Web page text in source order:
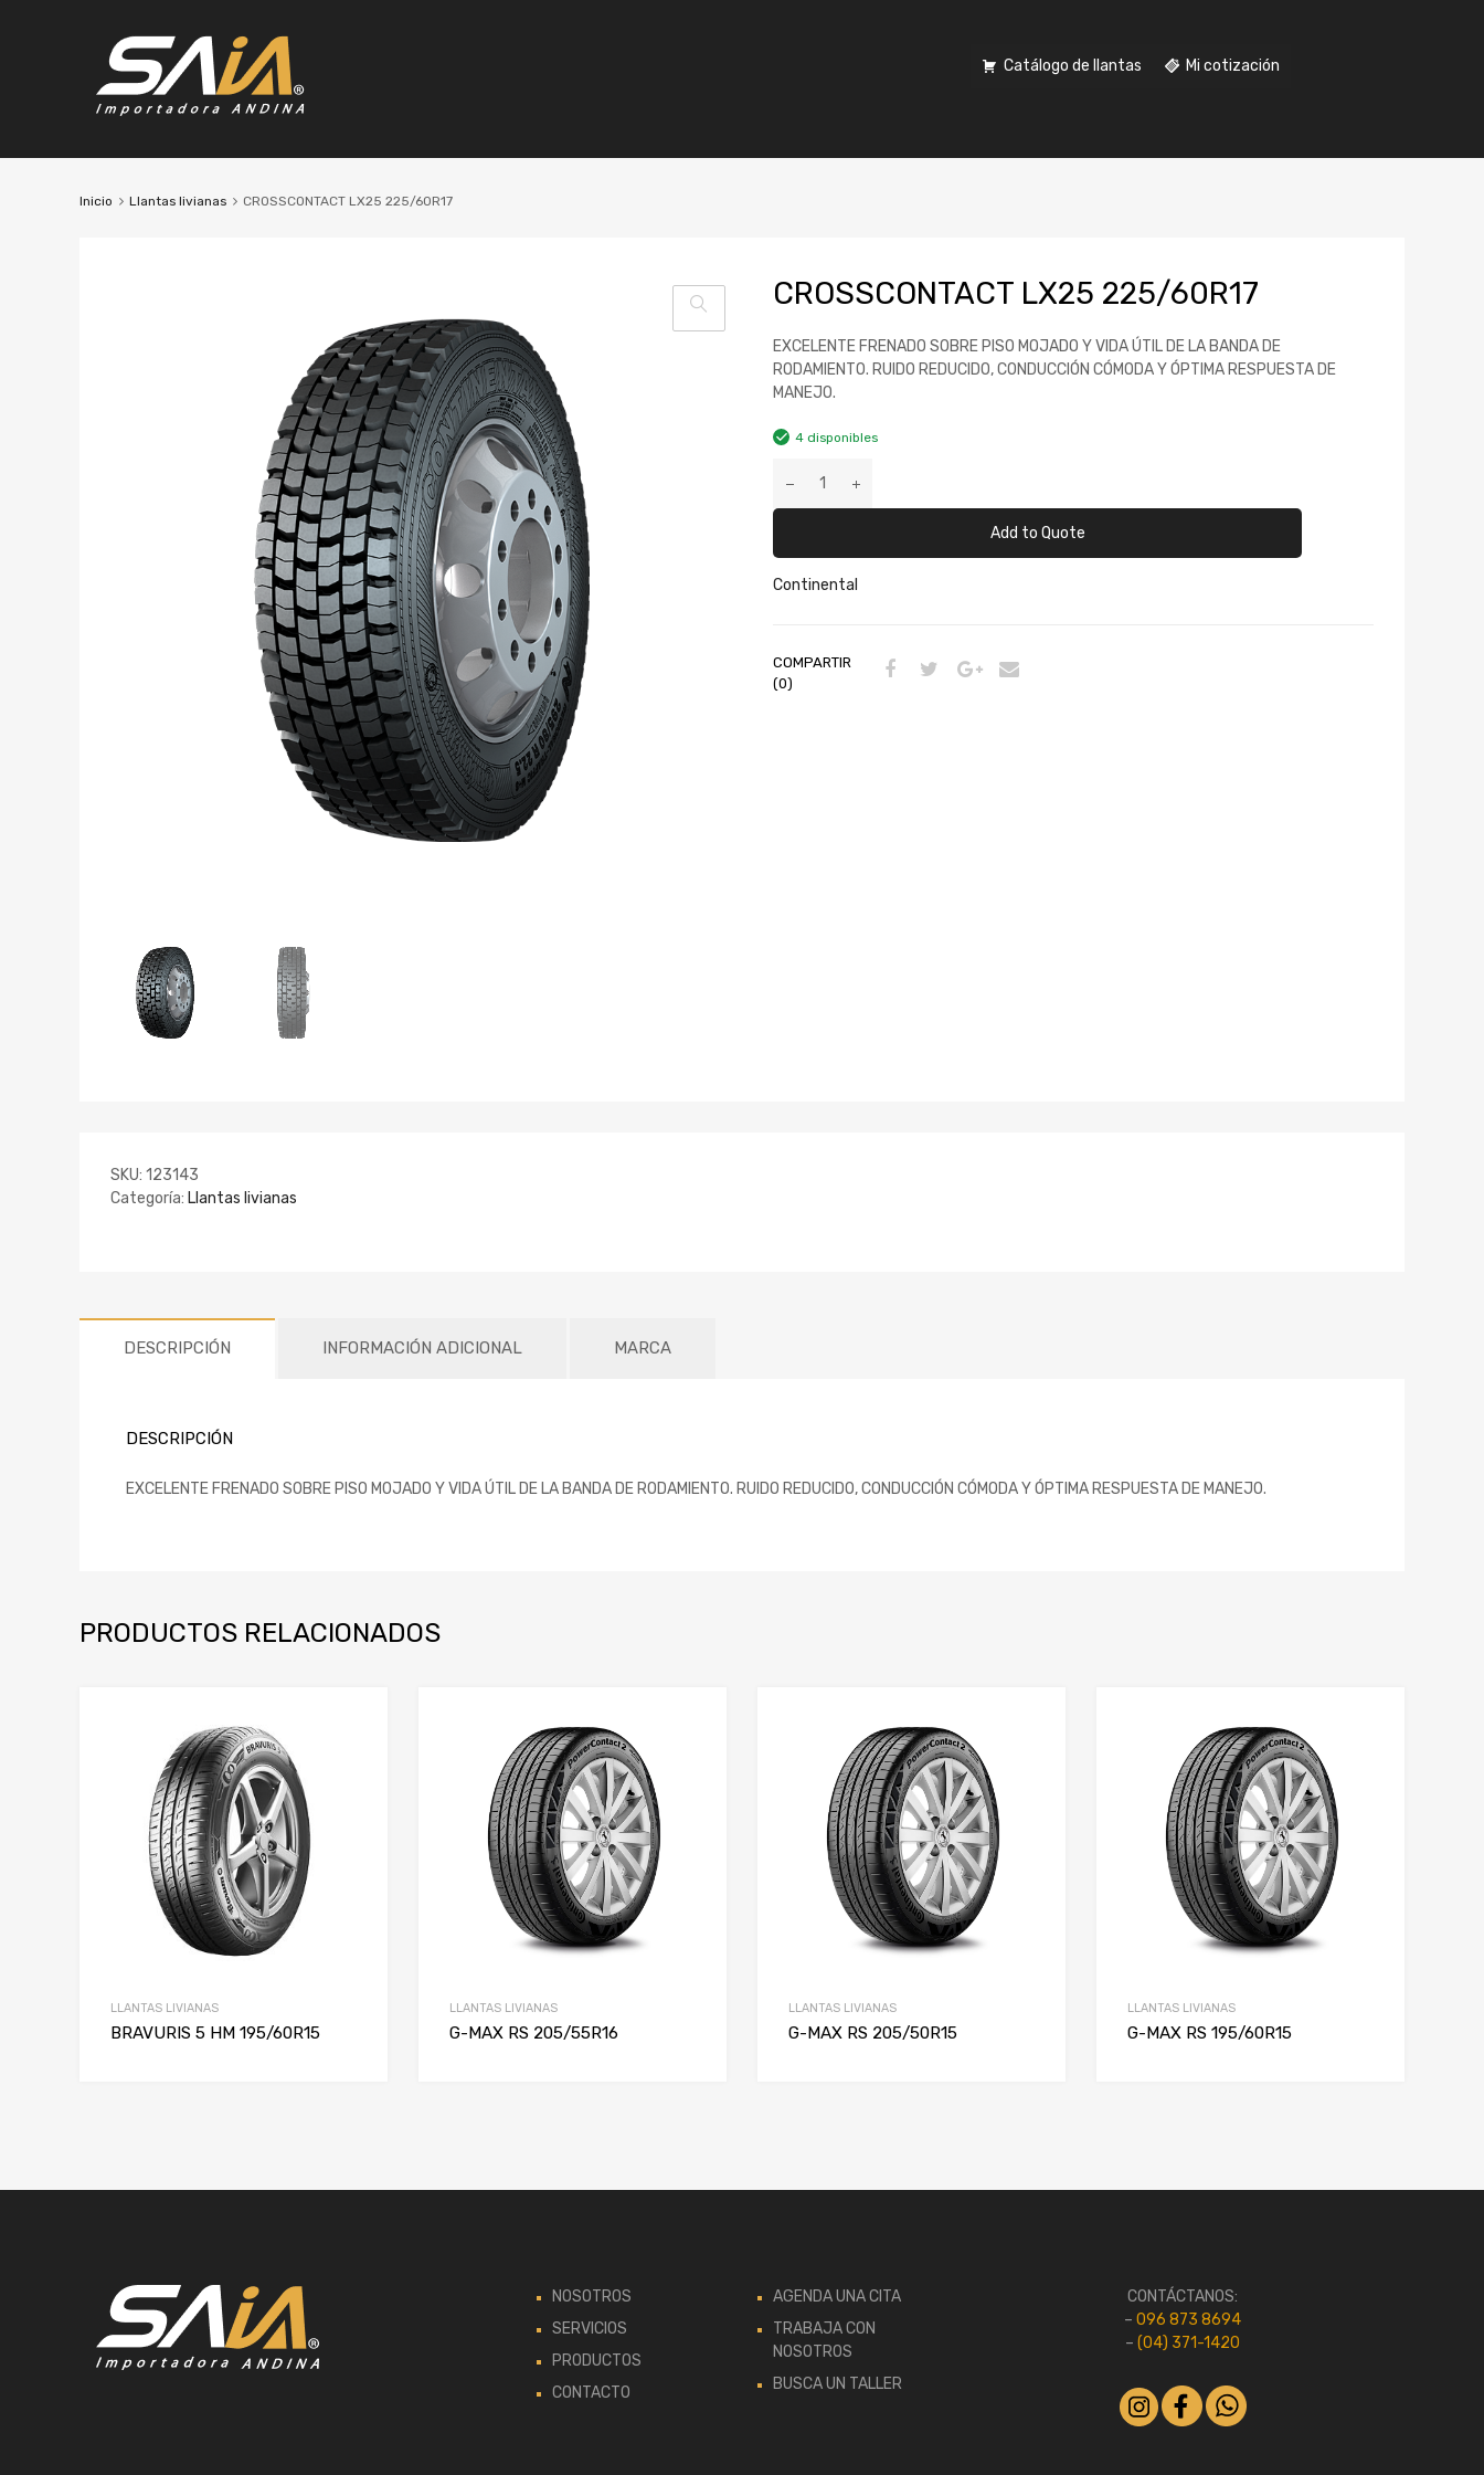
Mi cotización
Catálogo de llantas
Inicio Llantas livianas CROSSCONTACT LX25 225/60R17
CROSSCONTACT LX25 225/60R17
EXCELENTE FRENADO SOBRE PISO MOJADO Y VIDA ÚTIL DE LA BANDA DE
RODAMIENTO. RUIDO REDUCIDO, CONDUCCIÓN CÓMODA Y ÓPTIMA RESPUESTA DE
MANEJO.
4 disponibles
Add to Quote
Continental
COMPARTIR
(0)
SKU: 123143
Categoría: Llantas livianas
DESCRIPCIÓN INFORMACIÓN ADICIONAL MARCA
DESCRIPCIÓN
EXCELENTE FRENADO SOBRE PISO MOJADO Y VIDA ÚTIL DE LA BANDA DE RODAMIENTO. RUIDO REDUCIDO, CONDUCCIÓN CÓMODA Y ÓPTIMA RESPUESTA DE MANEJO.
PRODUCTOS RELACIONADOS
LLANTAS LIVIANAS
BRAVURIS 5 HM 195/60R15
LLANTAS LIVIANAS
G-MAX RS 205/55R16
LLANTAS LIVIANAS
G-MAX RS 205/50R15
LLANTAS LIVIANAS
G-MAX RS 195/60R15
NOSOTROS
SERVICIOS
PRODUCTOS
CONTACTO
AGENDA UNA CITA
TRABAJA CON
NOSOTROS
BUSCA UN TALLER
CONTÁCTANOS:
–096 873 8694
–(04) 371-1420